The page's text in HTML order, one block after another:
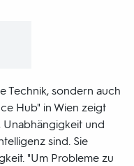
Technik, sondern auch
Hub" in Wien zeigt
Unabhängigkeit und
sind. Sie
"Um Probleme zu